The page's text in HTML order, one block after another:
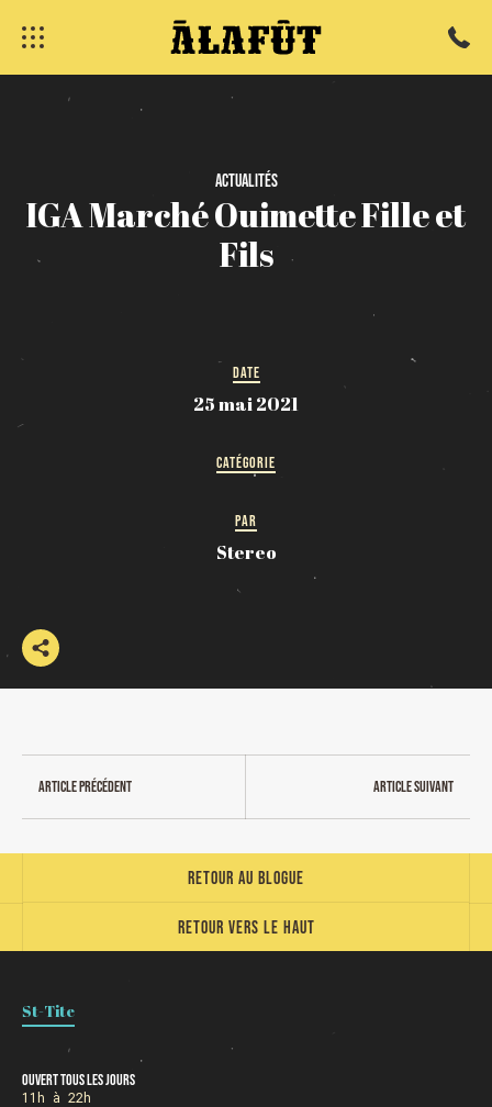
Actualités
IGAMarchéOuimetteFilleet
Fils
DATE
25 mai 2021
CATÉGORIE
PAR
Stereo
Article précédent Article suivant
Retour vers le haut
Retour au blogue
St-Tite
Ouvert tous les jours
11h à 22h
HORAIRE DES FÊTES